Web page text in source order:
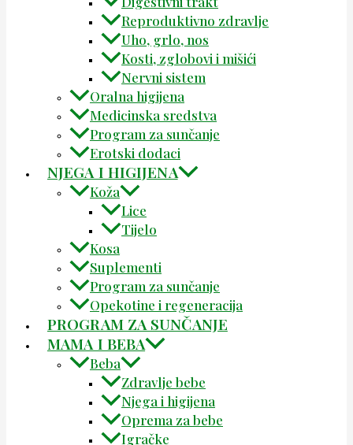
Reproduktivno zdravlje
Uho, grlo, nos
Kosti, zglobovi i mišići
Nervni sistem
Oralna higijena
Medicinska sredstva
Program za sunčanje
Erotski dodaci
NJEGA I HIGIJENA
Koža
Lice
Tijelo
Kosa
Suplementi
Program za sunčanje
Opekotine i regeneracija
PROGRAM ZA SUNČANJE
MAMA I BEBA
Beba
Zdravlje bebe
Njega i higijena
Oprema za bebe
Igračke